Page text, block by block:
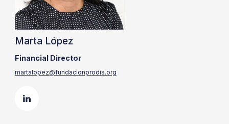
Marta López
Financial Director
martalopez@fundacionprodis.org